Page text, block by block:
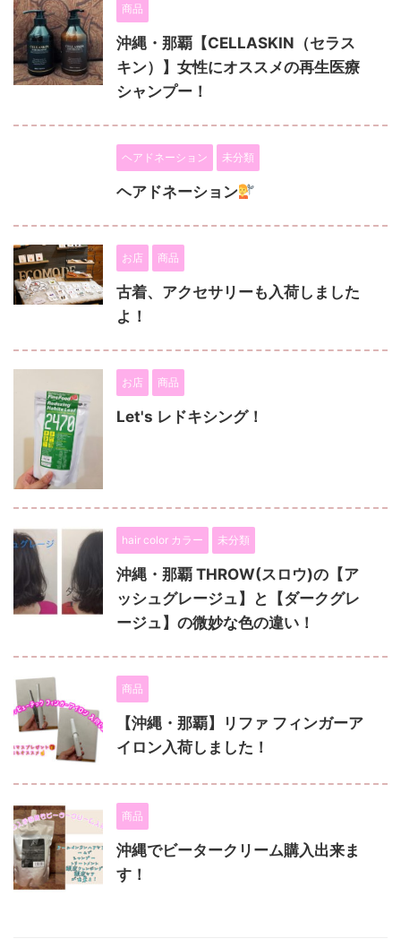
商品
沖縄・那覇【CELLASKIN（セラス
キン）】女性にオススメの再生医療
シャンプー！
ヘアドネーション 未分類
ヘアドネーション
お店 商品
古着、アクセサリーも入荷しました
よ！
お店 商品
Let's レドキシング！
hair color カラー 未分類
沖縄・那覇 THROW(スロウ)の【ア
ッシュグレージュ】と【ダークグレ
ージュ】の微妙な色の違い！
商品
【沖縄・那覇】リファ フィンガーア
イロン入荷しました！
商品
沖縄でビータークリーム購入出来ま
す！